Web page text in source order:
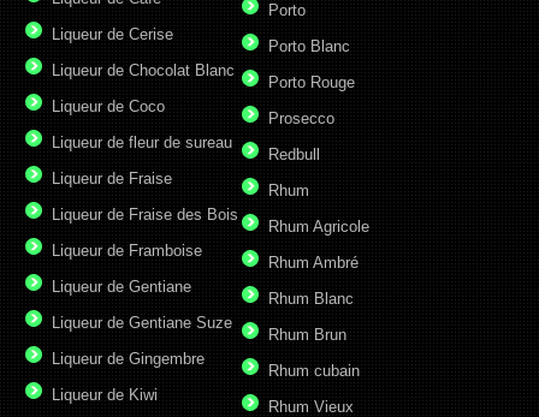
Liqueur de Cerise
Liqueur de Chocolat Blanc
Liqueur de Coco
Liqueur de fleur de sureau
Liqueur de Fraise
Liqueur de Fraise des Bois
Liqueur de Framboise
Liqueur de Gentiane
Liqueur de Gentiane Suze
Liqueur de Gingembre
Liqueur de Kiwi
Porto
Porto Blanc
Porto Rouge
Prosecco
Redbull
Rhum
Rhum Agricole
Rhum Ambré
Rhum Blanc
Rhum Brun
Rhum cubain
Rhum Vieux